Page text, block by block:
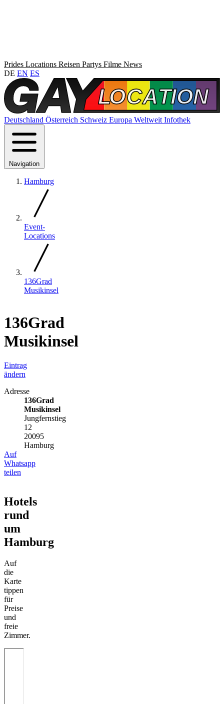
Prides Locations Reisen Partys Filme News
DE EN ES
Deutschland Österreich Schweiz Europa Weltweit Infothek
Navigation
Hamburg
Event-
Locations
136Grad
Musikinsel
136Grad
Musikinsel
Eintrag
ändern
Adresse
136Grad
Musikinsel
Jungfernstieg
12
20095
Hamburg
Auf
Whatsapp
teilen
Hotels
rund
um
Hamburg
Auf
die
Karte
tippen
für
Preise
und
freie
Zimmer.